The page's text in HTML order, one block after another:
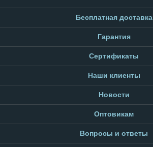
Бесплатная доставка
Гарантия
Сертификаты
Наши клиенты
Новости
Оптовикам
Вопросы и ответы